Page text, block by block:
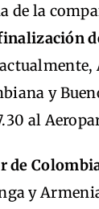
de la
y
al
de
y